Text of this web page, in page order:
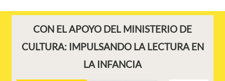
CON EL APOYO DEL MINISTERIO DE
CULTURA: IMPULSANDO LA LECTURA EN
LA INFANCIA